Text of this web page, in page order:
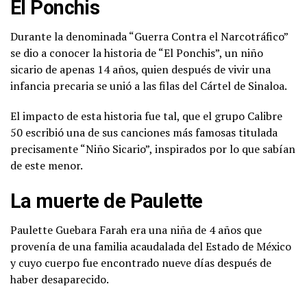
El Ponchis
Durante la denominada “Guerra Contra el Narcotráfico”
se dio a conocer la historia de “El Ponchis”, un niño
sicario de apenas 14 años, quien después de vivir una
infancia precaria se unió a las filas del Cártel de Sinaloa.
El impacto de esta historia fue tal, que el grupo Calibre
50 escribió una de sus canciones más famosas titulada
precisamente “Niño Sicario”, inspirados por lo que sabían
de este menor.
La muerte de Paulette
Paulette Guebara Farah era una niña de 4 años que
provenía de una familia acaudalada del Estado de México
y cuyo cuerpo fue encontrado nueve días después de
haber desaparecido.